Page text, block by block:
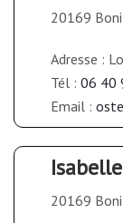
20169
Adresse :
Tél : 06 40
Email :
20169